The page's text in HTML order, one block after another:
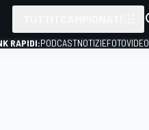
RAPIDI:PODCASTNOTIZIEFOTOVIDEO